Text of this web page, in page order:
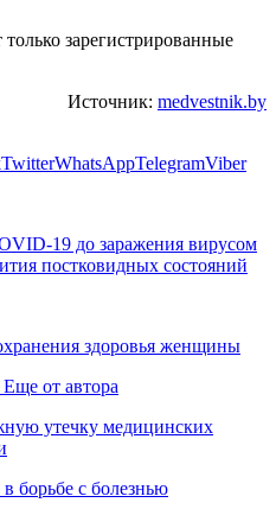
зарегистрированные
Источник: medvestnik.by
TwitterWhatsAppTelegramViber
19 до заражения вирусом
постковидных состояний
здоровья женщины
Еще от автора
утечку медицинских
борьбе с болезнью